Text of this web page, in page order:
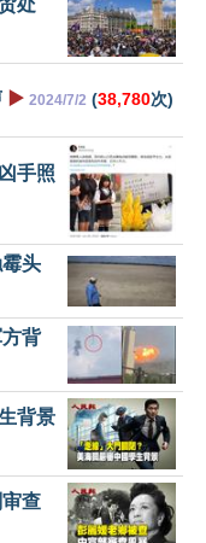
▶️ 2024/7/2 (38,780次)
手照
头
背
背景
查